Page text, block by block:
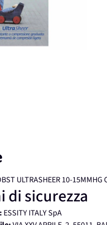
ULTRASHEER 10-
di sicurezza
ESSITY ITALY SpA